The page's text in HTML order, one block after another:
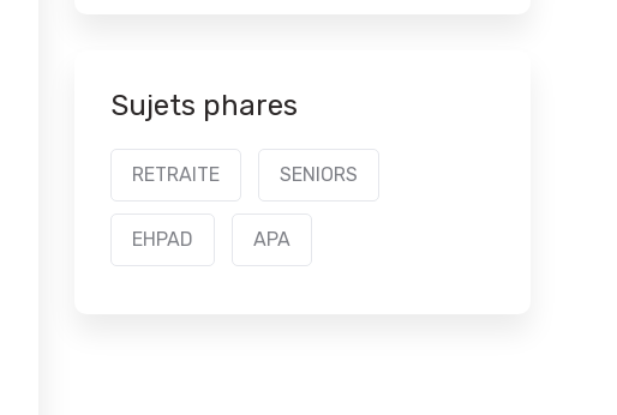
Sujets phares
RETRAITE SENIORS
EHPAD APA